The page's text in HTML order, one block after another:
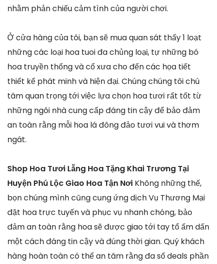
nhằm phản chiếu cảm tình của người chơi.
Ở cửa hàng của tôi, bạn sẽ mua quan sát thấy 1 loạt
những các loại hoa tuoi đa chủng loại, tự những bó
hoa truyền thống và cổ xưa cho đến các họa tiết
thiết kế phát minh và hiện đại. Chúng chúng tôi chú
tâm quan trọng tới việc lựa chọn hoa tươi rất tốt từ
những ngôi nhà cung cấp đáng tin cậy để bảo đảm
an toàn rằng mỗi hoa lá đông đảo tươi vui và thơm
ngát.
Shop Hoa Tươi Lẵng Hoa Tặng Khai Trương Tại
Huyện Phú Lộc Giao Hoa Tận Nơi Không những thế,
bọn chúng mình cũng cung ứng dịch Vụ Thương Mại
đặt hoa trực tuyến và phục vụ nhanh chóng, bảo
đảm an toàn rằng hoa sẽ được giao tới tay tổ ấm dấn
một cách đáng tin cậy và đúng thời gian. Quý khách
hàng hoàn toàn có thể an tâm rằng đa số deals phần